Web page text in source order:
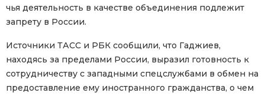
чья деятельность в качестве объединения подлежит
запрету в России.
Источники ТАСС и РБК сообщили, что Гаджиев,
находясь за пределами России, выразил готовность к
сотрудничеству с западными спецслужбами в обмен на
предоставление ему иностранного гражданства, о чем